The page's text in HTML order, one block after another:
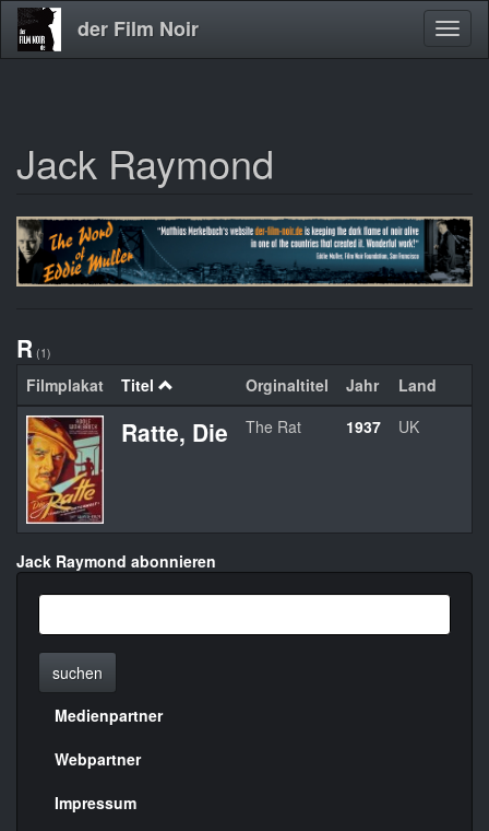
Direkt
zum
der Film Noir
Jack Raymond
R (1)
Filmplakat Titel Orginaltitel Jahr Land
Ratte, Die The Rat 1937 UK
Jack Raymond abonnieren
suchen
Menülinks
rechte
Seite
Medienpartner
Webpartner
Impressum